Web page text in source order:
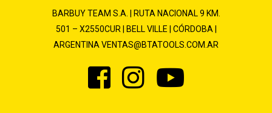
BARBUY TEAM S.A. | RUTA NACIONAL 9 KM.
501 – X2550CUR | BELL VILLE | CÓRDOBA |
ARGENTINA VENTAS@BTATOOLS.COM.AR